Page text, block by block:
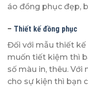
áo đồng phục đẹp,
– Thiết kế đồng phục
Đối với mẫu thiết kế
muốn tiết kiệm thì
số màu in, thêu.
cho sự kiện thì bạn